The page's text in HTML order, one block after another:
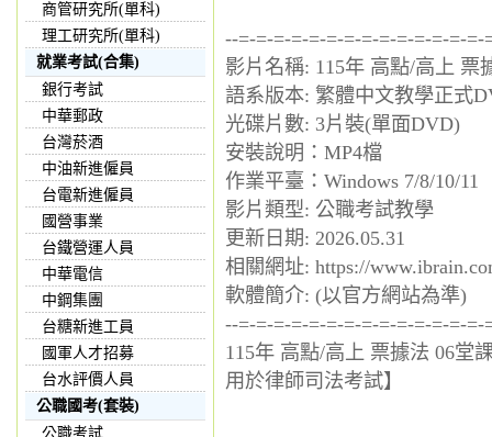
商管研究所(單科)
理工研究所(單科)
就業考試(合集)
銀行考試
中華郵政
台灣菸酒
中油新進僱員
台電新進僱員
國營事業
台鐵營運人員
中華電信
中鋼集團
台糖新進工員
國軍人才招募
台水評價人員
公職國考(套裝)
公職考試
--=-=-=-=-=-=-=-=-=-=-=-=-=-
影片名稱: 115年 高點/高上 票
語系版本: 繁體中文教學正式
光碟片數: 3片裝(單面DVD)
安裝說明：MP4檔
作業平臺：Windows 7/8/10/11
影片類型: 公職考試教學
更新日期: 2026.05.31
相關網址: https://
軟體簡介: (以官方網站為準)
--=-=-=-=-=-=-=-=-=-=-=-=-=-
115年 高點/高上 票據法 06堂
用於律師司法考試】